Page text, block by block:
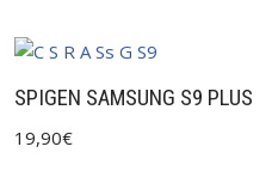
SPIGEN SAMSUNG S9 PLUS
19,90€